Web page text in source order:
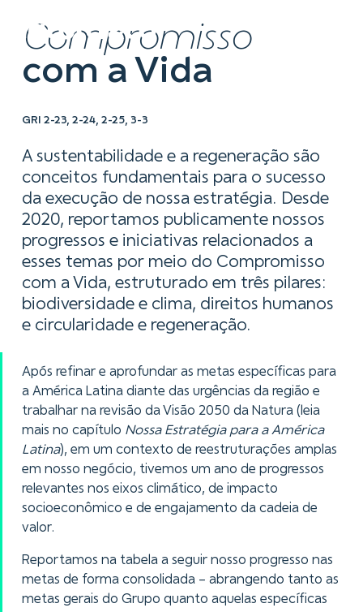
Compromisso
com a Vida
GRI 2-23, 2-24, 2-25, 3-3
A sustentabilidade e a regeneração são
conceitos fundamentais para o sucesso
da execução de nossa estratégia. Desde
2020, reportamos publicamente nossos
progressos e iniciativas relacionados a
esses temas por meio do Compromisso
com a Vida, estruturado em três pilares:
biodiversidade e clima, direitos humanos
e circularidade e regeneração.
Após refinar e aprofundar as metas específicas para
a América Latina diante das urgências da região e
trabalhar na revisão da Visão 2050 da Natura (leia
mais no capítulo Nossa Estratégia para a América
Latina), em um contexto de reestruturações amplas
em nosso negócio, tivemos um ano de progressos
relevantes nos eixos climático, de impacto
socioeconômico e de engajamento da cadeia de
valor.
Reportamos na tabela a seguir nosso progresso nas
metas de forma consolidada – abrangendo tanto as
metas gerais do Grupo quanto aquelas específicas